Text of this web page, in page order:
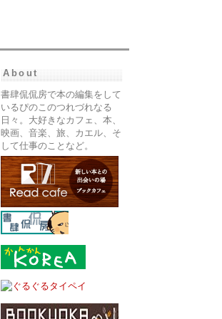
About
書肆侃侃房で本の編集をして
いるぴのこのつれづれなる
日々。大好きなカフェ、本、
映画、音楽、旅、カエル、そ
して仕事のことなど。